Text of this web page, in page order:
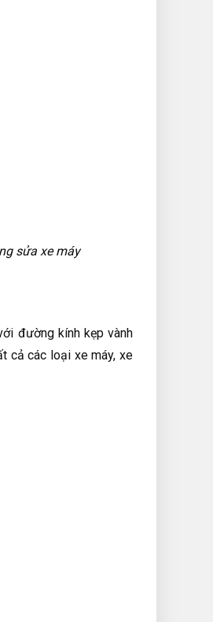
sửa xe máy
đường kính kẹp vành
cả các loại xe máy, xe